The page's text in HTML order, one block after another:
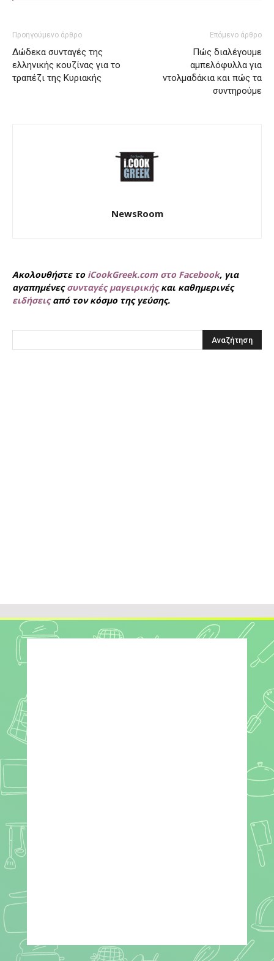
Προηγούμενο άρθρο
Δώδεκα συνταγές της
ελληνικής κουζίνας για το
τραπέζι της Κυριακής
Επόμενο άρθρο
Πώς διαλέγουμε
αμπελόφυλλα για
ντολμαδάκια και πώς τα
συντηρούμε
NewsRoom
Ακολουθήστε το iCookGreek.com στο Facebook, για
αγαπημένεςσυνταγές μαγειρικήςκαι καθημερινές
ειδήσειςαπό τον κόσμο της γεύσης.